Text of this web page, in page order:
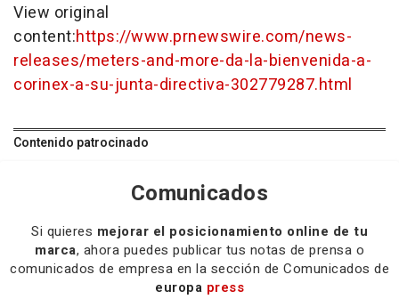
View original
content:https://www.prnewswire.com/news-
releases/meters-and-more-da-la-bienvenida-a-
corinex-a-su-junta-directiva-302779287.html
Contenido patrocinado
Comunicados
Si quieres mejorar el posicionamiento online de tu
marca, ahora puedes publicar tus notas de prensa o
comunicados de empresa en la sección de Comunicados de
europa press